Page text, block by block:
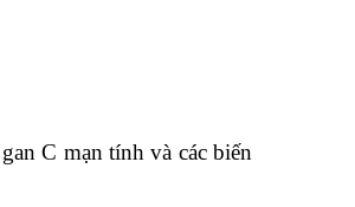
C mạn tính và các biến